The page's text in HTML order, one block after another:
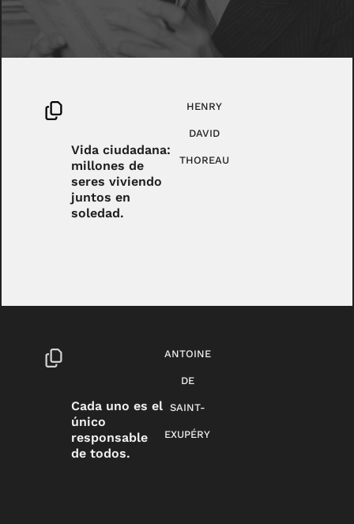
Vida ciudadana:
millones de
seres viviendo
juntos en
soledad.
HENRY
DAVID
THOREAU
Cada uno es el
único
responsable
de todos.
ANTOINE
DE
SAINT-
EXUPÉRY